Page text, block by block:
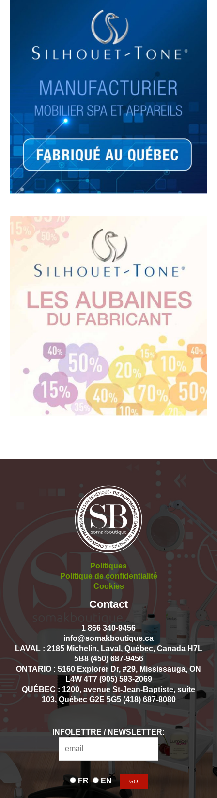
Politiques
Politique de confidentialité
Cookies
Contact
1 866 340-9456
info@somakboutique.ca
LAVAL : 2185 Michelin, Laval, Québec, Canada H7L
5B8 (450) 687-9456
ONTARIO : 5160 Explorer Dr, #29, Mississauga, ON
L4W 4T7 (905) 593-2069
QUÉBEC : 1200, avenue St-Jean-Baptiste, suite
103, Québec G2E 5G5 (418) 687-8080
INFOLETTRE / NEWSLETTER:
FR EN